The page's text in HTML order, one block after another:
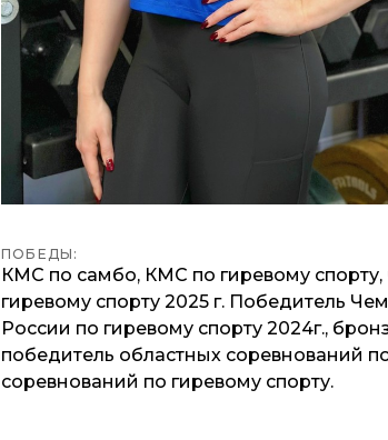
ПОБЕДЫ:
КМС по самбо, КМС по гиревому
гиревому спорту 2025 г. Победитель
России по гиревому спорту 2024г.,
победитель областных соревнований
соревнований по гиревому спорту.